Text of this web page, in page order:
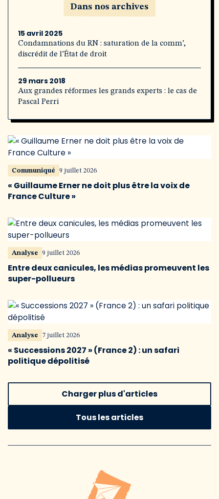
Dans nos archives
15 avril 2025
Condamnations du RN : saturation de la comm’,
discrédit de l’État de droit
29 mars 2018
Aux grandes réformes les grands experts : le cas de
Pascal Perri
Communiqué 9 juillet 2026
« Guillaume Erner ne doit plus être la voix de
France Culture »
Analyse 9 juillet 2026
Entre deux canicules, les médias promeuvent les
super-pollueurs
Analyse 7 juillet 2026
« Successions 2027 » (France 2) : un safari
politique dépolitisé
Charger plus d'articles
Tous les articles